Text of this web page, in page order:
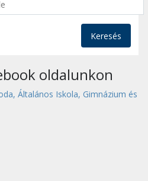
Keresés
oldalunkon
Általános Iskola, Gimnázium és